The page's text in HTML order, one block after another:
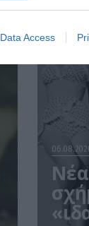
Data Access